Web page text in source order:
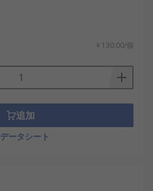
￥130.00/個
追加
データシート